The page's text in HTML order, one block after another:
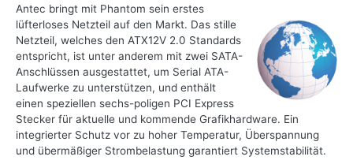
Antec bringt mit Phantom sein erstes
lüfterloses Netzteil auf den Markt. Das stille
Netzteil, welches den ATX12V 2.0 Standards
entspricht, ist unter anderem mit zwei SATA-
Anschlüssen ausgestattet, um Serial ATA-
Laufwerke zu unterstützen, und enthält
einen speziellen sechs-poligen PCI Express
Stecker für aktuelle und kommende Grafikhardware. Ein
integrierter Schutz vor zu hoher Temperatur, Überspannung
und übermäßiger Strombelastung garantiert Systemstabilität.